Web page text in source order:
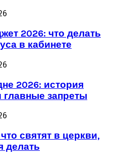
2026: что делать
в кабинете
2026: история
запреты
святят в церкви,
делать